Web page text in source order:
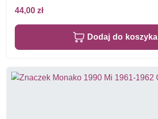
44,00 zł
Dodaj do koszyka